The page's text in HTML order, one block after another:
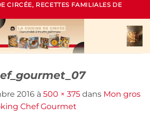
CIRCÉE, RECETTES FAMILIALES DE
2016 à 500 × 375 dans Mon gros
Chef Gourmet